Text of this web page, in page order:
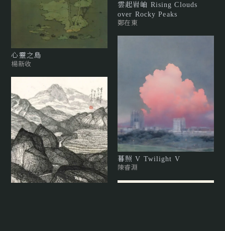
心靈之島
楊新收
雲起岩岫 Rising Clouds
over Rocky Peaks
鄭在東
暮照 V Twilight V
陳睿淵